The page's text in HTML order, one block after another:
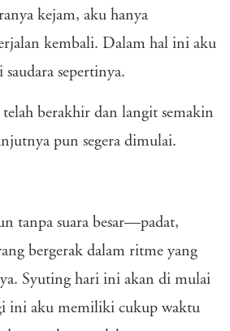
kejam, aku hanya
kembali. Dalam hal ini aku
sepertinya.
berakhir dan langit semakin
pun segera dimulai.
tanpa suara besar—padat,
bergerak dalam ritme yang
Syuting hari ini akan di mulai
ini aku memiliki cukup waktu